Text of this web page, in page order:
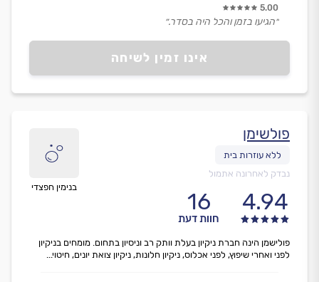
אינו זמין לשיחה
5.00
״הגיעו בזמן והכל היה בסדר.״
בנימין חפצדי
פולשימן
נבדק לאחרונה אתמול
4.94
16
חוות דעת
פולישמן הינה חברת ניקיון בעלת וותק רב וניסיון בתחום. מומחים בניקיון
לפני ואחרי שיפוץ, לפני אכלוס, ניקיון חלונות, ניקיון צואת יונים, חיטוי...